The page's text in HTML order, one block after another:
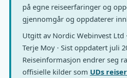
på egne reiseerfaringer og
gjennomgår og oppdaterer
Utgitt av Nordic Webinvest Ltd
Terje Moy · Sist oppdatert juli
Reiseinformasjon endrer seg
offisielle kilder som UDs